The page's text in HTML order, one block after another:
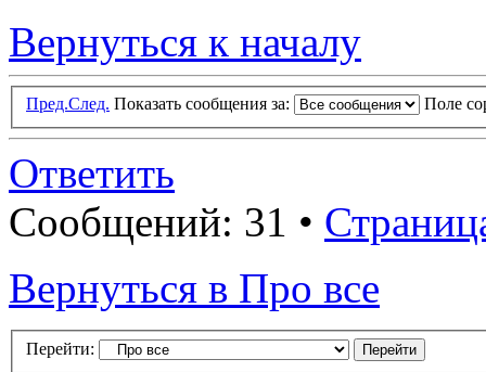
Вернуться к началу
Пред.След. Показать сообщения за: Поле
Ответить
Сообщений: 31 •
Вернуться в Про все
Перейти: